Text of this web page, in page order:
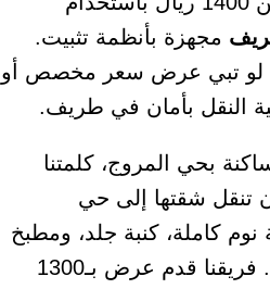
مجهزة بأنظمة تثبيت.
لو تبي عرض سعر مخصص أو
النقل بأمان في طريف.
بحي المروج، كلمتنا
تنقل شقتها إلى حي
كاملة، كنبة جلد، ومطبخ
مدمج مع أجهزة كهربائية. فريقنا قدم عرض بـ1300